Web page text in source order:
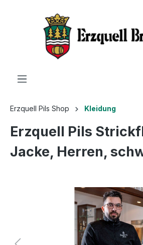
Erzquell Pils Shop Kleidung
Erzquell Pils
Jacke, Herren,